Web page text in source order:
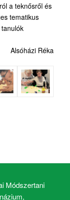
a teknősről és
tematikus
Alsóházi Réka
Módszertani